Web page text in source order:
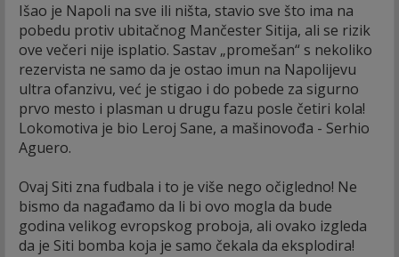
Išao je Napoli na sve ili ništa, stavio sve što ima na
pobedu protiv ubitačnog Mančester Sitija, ali se rizik
ove večeri nije isplatio. Sastav „promešan“ s nekoliko
rezervista ne samo da je ostao imun na Napolijevu
ultra ofanzivu, već je stigao i do pobede za sigurno
prvo mesto i plasman u drugu fazu posle četiri kola!
Lokomotiva je bio Leroj Sane, a mašinovođa - Serhio
Aguero.
Ovaj Siti zna fudbala i to je više nego očigledno! Ne
bismo da nagađamo da li bi ovo mogla da bude
godina velikog evropskog proboja, ali ovako izgleda
da je Siti bomba koja je samo čekala da eksplodira!